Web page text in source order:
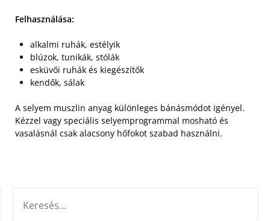
Felhasználása:
alkalmi ruhák, estélyik
blúzok, tunikák, stólák
esküvői ruhák és kiegészítők
kendők, sálak
A selyem muszlin anyag különleges bánásmódot igényel.
Kézzel vagy speciális selyemprogrammal mosható és
vasalásnál csak alacsony hőfokot szabad használni.